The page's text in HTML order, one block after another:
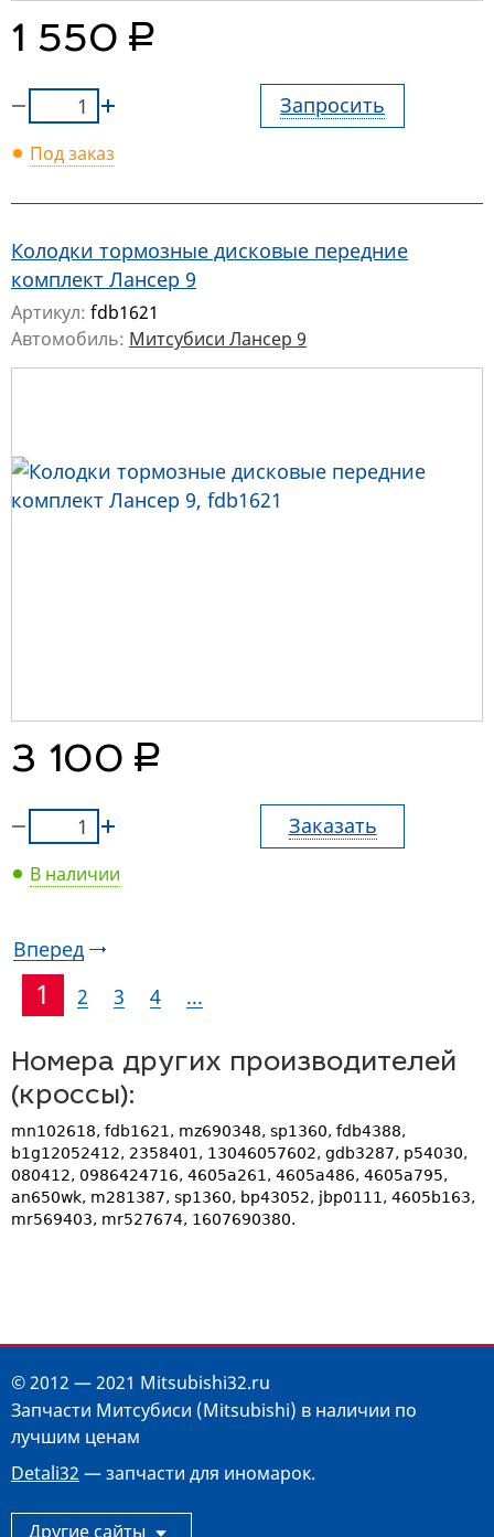
1 550 руб.
Запросить
Под заказ
Колодки тормозные дисковые передние
комплект Лансер 9
Артикул: fdb1621
Автомобиль: Митсубиси Лансер 9
3 100 руб.
Заказать
В наличии
Вперед
1 2 3 4 ...
Номера других производителей
(кроссы):
mn102618, fdb1621, mz690348, sp1360, fdb4388,
b1g12052412, 2358401, 13046057602, gdb3287, p54030,
080412, 0986424716, 4605a261, 4605a486, 4605a795,
an650wk, m281387, sp1360, bp43052, jbp0111, 4605b163,
mr569403, mr527674, 1607690380.
© 2012 — 2021 Mitsubishi32.ru
Запчасти Митсубиси (Mitsubishi) в наличии по
лучшим ценам
Detali32 — запчасти для иномарок.
Другие сайты